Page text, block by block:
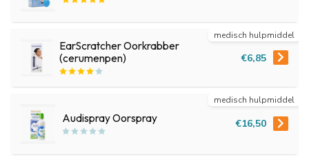
EarScratcher Oorkrabber
(cerumenpen)
medisch hulpmiddel
€6,85
Audispray Oorspray
medisch hulpmiddel
€16,50